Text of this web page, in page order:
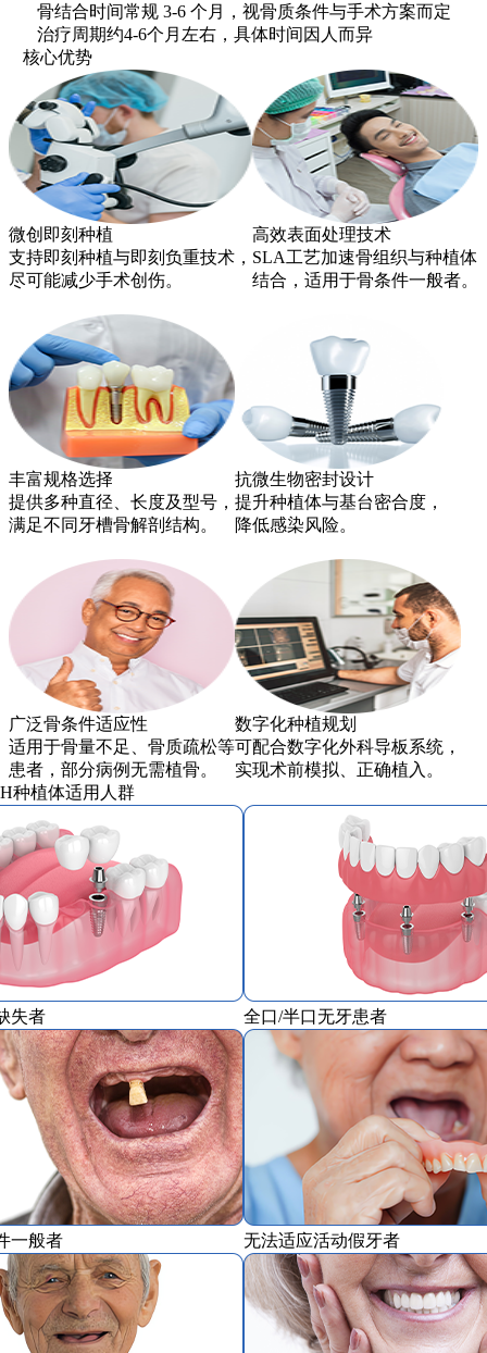
骨结合时间常规 3-6 个月，视骨质条件与手术方案而定
治疗周期约4-6个月左右，具体时间因人而异
核心优势
微创即刻种植
支持即刻种植与即刻负重技术，
尽可能减少手术创伤。
高效表面处理技术
SLA工艺加速骨组织与种植体
结合，适用于骨条件一般者。
丰富规格选择
提供多种直径、长度及型号，
满足不同牙槽骨解剖结构。
抗微生物密封设计
提升种植体与基台密合度，
降低感染风险。
广泛骨条件适应性
适用于骨量不足、骨质疏松等
患者，部分病例无需植骨。
数字化种植规划
可配合数字化外科导板系统，
实现术前模拟、正确植入。
种植体适用人群
失者 全口/半口无牙患者
一般者 无法适应活动假牙者